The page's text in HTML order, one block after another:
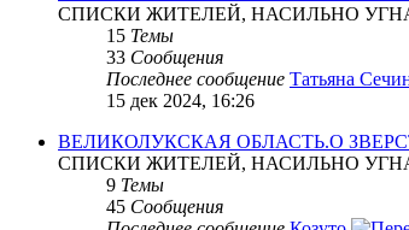
СПИСКИ ЖИТЕЛЕЙ, НАСИЛЬНО
15 Темы
33 Сообщения
Последнее сообщение Татьяна
15 дек 2024, 16:26
ВЕЛИКОЛУКСКАЯ ОБЛАСТЬ.О
СПИСКИ ЖИТЕЛЕЙ, НАСИЛЬНО
9 Темы
45 Сообщения